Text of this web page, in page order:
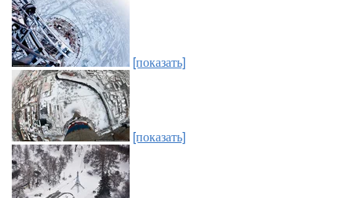
[показать]
[показать]